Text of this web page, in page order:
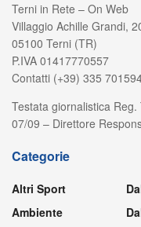
Terni in Rete – On Web
Villaggio Achille Grandi,
05100 Terni (TR)
P.IVA 01417770557
Contatti (+39) 335
Testata giornalistica
07/09 – Direttore
Categorie
Altri Sport
Ambiente